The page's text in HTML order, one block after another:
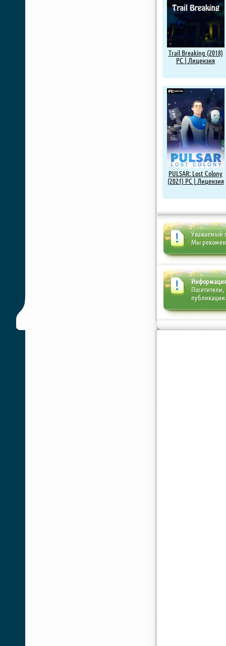
Trail Breaking (2018)
PC | Лицензия
PULSAR: Lost Colony
(2021) PC | Лицензия
Уважаемый
Мы
публикации.